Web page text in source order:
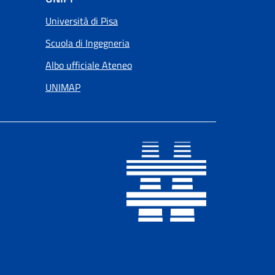
Università di Pisa
Scuola di Ingegneria
Albo ufficiale Ateneo
UNIMAP